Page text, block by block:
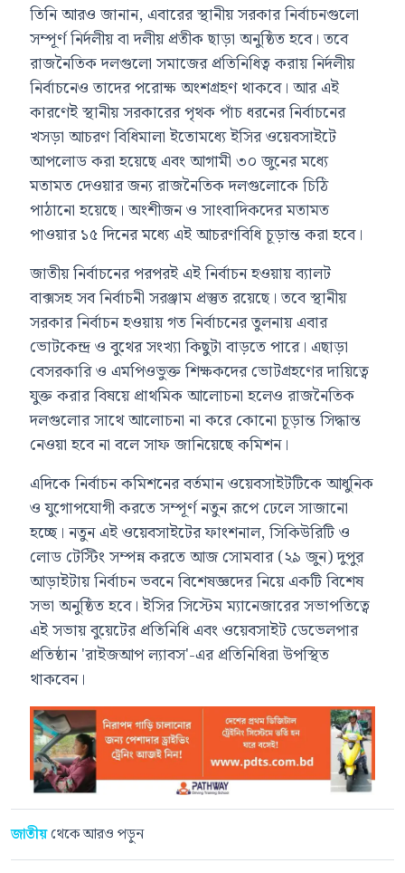
তিনি আরও জানান, এবারের স্থানীয় সরকার নির্বাচনগুলো
সম্পূর্ণ নির্দলীয় বা দলীয় প্রতীক ছাড়া অনুষ্ঠিত হবে। তবে
রাজনৈতিক দলগুলো সমাজের প্রতিনিধিত্ব করায় নির্দলীয়
নির্বাচনেও তাদের পরোক্ষ অংশগ্রহণ থাকবে। আর এই
কারণেই স্থানীয় সরকারের পৃথক পাঁচ ধরনের নির্বাচনের
খসড়া আচরণ বিধিমালা ইতোমধ্যে ইসির ওয়েবসাইটে
আপলোড করা হয়েছে এবং আগামী ৩০ জুনের মধ্যে
মতামত দেওয়ার জন্য রাজনৈতিক দলগুলোকে চিঠি
পাঠানো হয়েছে। অংশীজন ও সাংবাদিকদের মতামত
পাওয়ার ১৫ দিনের মধ্যে এই আচরণবিধি চূড়ান্ত করা হবে।
জাতীয় নির্বাচনের পরপরই এই নির্বাচন হওয়ায় ব্যালট
বাক্সসহ সব নির্বাচনী সরঞ্জাম প্রস্তুত রয়েছে। তবে স্থানীয়
সরকার নির্বাচন হওয়ায় গত নির্বাচনের তুলনায় এবার
ভোটকেন্দ্র ও বুথের সংখ্যা কিছুটা বাড়তে পারে। এছাড়া
বেসরকারি ও এমপিওভুক্ত শিক্ষকদের ভোটগ্রহণের দায়িত্বে
যুক্ত করার বিষয়ে প্রাথমিক আলোচনা হলেও রাজনৈতিক
দলগুলোর সাথে আলোচনা না করে কোনো চূড়ান্ত সিদ্ধান্ত
নেওয়া হবে না বলে সাফ জানিয়েছে কমিশন।
এদিকে নির্বাচন কমিশনের বর্তমান ওয়েবসাইটটিকে আধুনিক
ও যুগোপযোগী করতে সম্পূর্ণ নতুন রূপে ঢেলে সাজানো
হচ্ছে। নতুন এই ওয়েবসাইটের ফাংশনাল, সিকিউরিটি ও
লোড টেস্টিং সম্পন্ন করতে আজ সোমবার (২৯ জুন) দুপুর
আড়াইটায় নির্বাচন ভবনে বিশেষজ্ঞদের নিয়ে একটি বিশেষ
সভা অনুষ্ঠিত হবে। ইসির সিস্টেম ম্যানেজারের সভাপতিত্বে
এই সভায় বুয়েটের প্রতিনিধি এবং ওয়েবসাইট ডেভেলপার
প্রতিষ্ঠান 'রাইজআপ ল্যাবস'-এর প্রতিনিধিরা উপস্থিত
থাকবেন।
জাতীয়থেকে আরও পড়ুন